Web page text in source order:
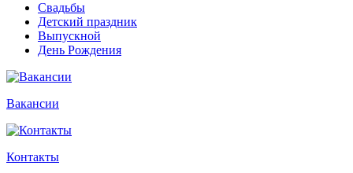
Свадьбы
Детский праздник
Выпускной
День Рождения
Вакансии
Контакты